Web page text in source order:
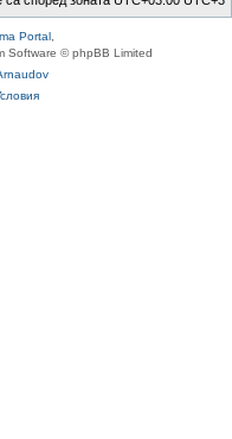
Portal
Software © phpBB Limited